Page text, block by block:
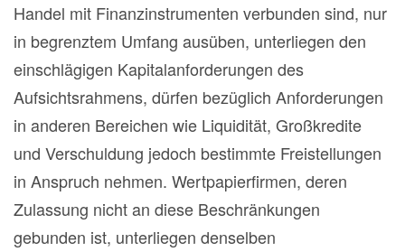
Handel mit Finanzinstrumenten verbunden sind, nur
in begrenztem Umfang ausüben, unterliegen den
einschlägigen Kapitalanforderungen des
Aufsichtsrahmens, dürfen bezüglich Anforderungen
in anderen Bereichen wie Liquidität, Großkredite
und Verschuldung jedoch bestimmte Freistellungen
in Anspruch nehmen. Wertpapierfirmen, deren
Zulassung nicht an diese Beschränkungen
gebunden ist, unterliegen denselben